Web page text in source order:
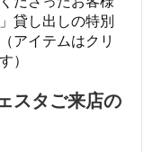
貸し出しの特別
アイテムはクリ
）
スタご来店の